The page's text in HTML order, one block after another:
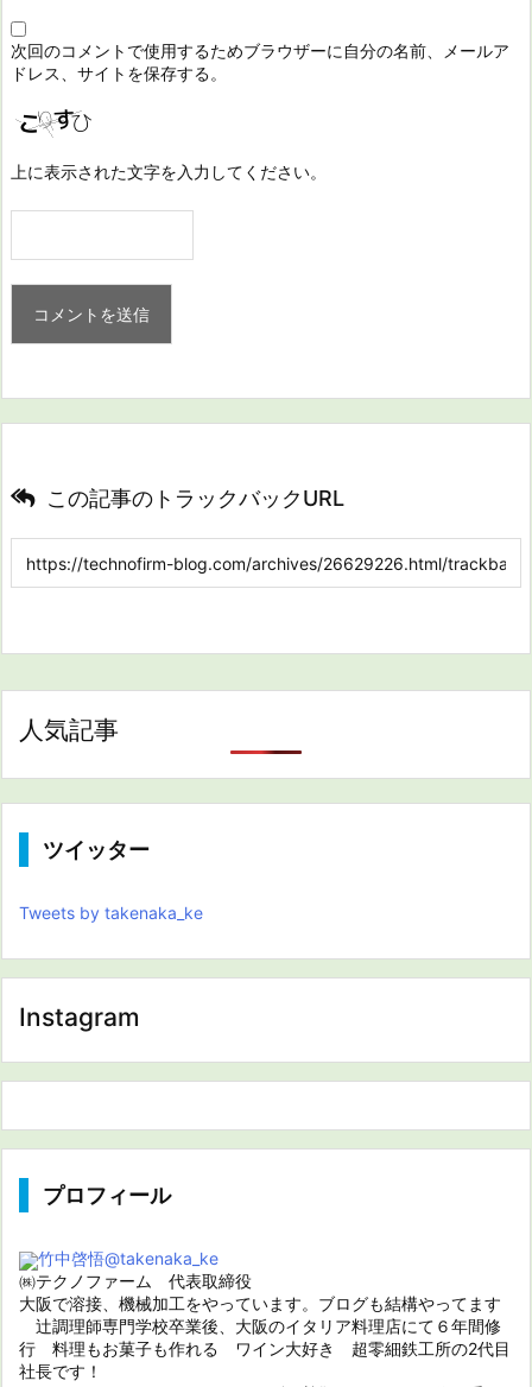
次回のコメントで使用するためブラウザーに自分の名前、メールア
ドレス、サイトを保存する。
上に表示された文字を入力してください。
この記事のトラックバックURL
人気記事
ツイッター
Tweets by takenaka_ke
Instagram
プロフィール
竹中啓悟@takenaka_ke
㈱テクノファーム 代表取締役
大阪で溶接、機械加工をやっています。ブログも結構やってます
辻調理師専門学校卒業後、大阪のイタリア料理店にて６年間修
行 料理もお菓子も作れる ワイン大好き 超零細鉄工所の2代目
社長です！